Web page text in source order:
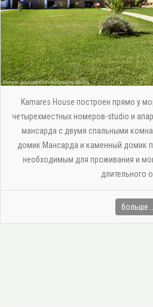
Kamares House построен прямо у
четырехместных номеров-studio и
мансарда с двумя спальными
домик.Мансарда и каменный домик
необходимым для проживания и
длительного
больше ...